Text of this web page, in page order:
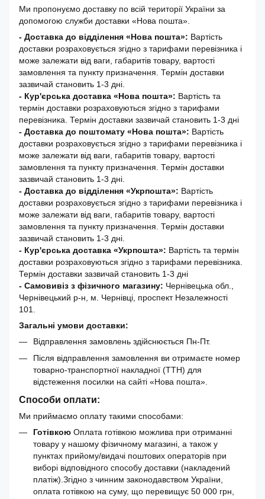
Ми пропонуємо доставку по всій території України за
допомогою служби доставки «Нова пошта».
- Доставка до відділення «Нова пошта»: Вартість
доставки розраховується згідно з тарифами перевізника і
може залежати від ваги, габаритів товару, вартості
замовлення та пункту призначення. Термін доставки
зазвичай становить 1-3 дні.
- Кур'єрська доставка «Нова пошта»: Вартість та
термін доставки розраховуються згідно з тарифами
перевізника. Термін доставки зазвичай становить 1-3 дні
- Доставка до поштомату «Нова пошта»: Вартість
доставки розраховується згідно з тарифами перевізника і
може залежати від ваги, габаритів товару, вартості
замовлення та пункту призначення. Термін доставки
зазвичай становить 1-3 дні.
- Доставка до відділення «Укрпошта»: Вартість
доставки розраховується згідно з тарифами перевізника і
може залежати від ваги, габаритів товару, вартості
замовлення та пункту призначення. Термін доставки
зазвичай становить 1-3 дні.
- Кур'єрська доставка «Укрпошта»: Вартість та термін
доставки розраховуються згідно з тарифами перевізника.
Термін доставки зазвичай становить 1-3 дні
- Самовивіз з фізичного магазину: Чернівецька обл.,
Чернівецький р-н, м. Чернівці, проспект Незалежності
101.
Загальні умови доставки:
Відправлення замовлень здійснюється Пн-Пт.
Після відправлення замовлення ви отримаєте номер
товарно-транспортної накладної (ТТН) для
відстеження посилки на сайті «Нова пошта».
Способи оплати:
Ми приймаємо оплату такими способами:
Готівкою Оплата готівкою можлива при отриманні
товару у нашому фізичному магазині, а також у
пунктах прийому/видачі поштових операторів при
виборі відповідного способу доставки (накладений
платіж).Згідно з чинним законодавством України,
оплата готівкою на суму, що перевищує 50 000 грн,